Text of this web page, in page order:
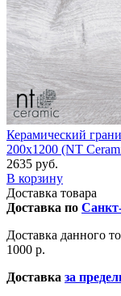
Керамический
200x1200 (NT
2635 руб.
В корзину
Доставка товара
Доставка по
Доставка данного
1000 р.
Доставка за